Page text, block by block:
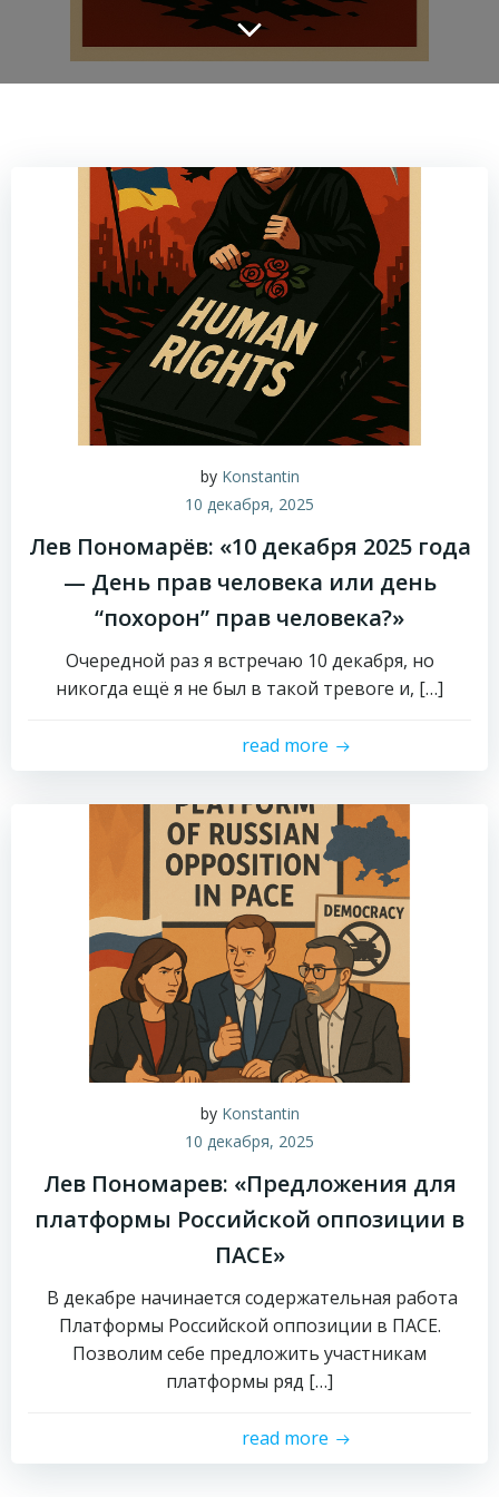
by Konstantin
10 декабря, 2025
Лев Пономарёв: «10 декабря 2025 года
— День прав человека или день
“похорон” прав человека?»
Очередной раз я встречаю 10 декабря, но
никогда ещё я не был в такой тревоге и, […]
read more
by Konstantin
10 декабря, 2025
Лев Пономарев: «Предложения для
платформы Российской оппозиции в
ПАСЕ»
В декабре начинается содержательная работа
Платформы Российской оппозиции в ПАСЕ.
Позволим себе предложить участникам
платформы ряд […]
read more